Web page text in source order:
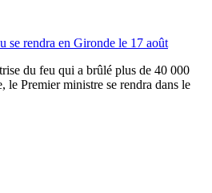
se rendra en Gironde le 17 août
du feu qui a brûlé plus de 40 000
le Premier ministre se rendra dans le